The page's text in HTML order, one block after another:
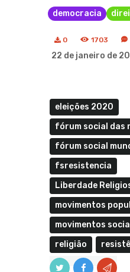
democracia
0 1703
22 de janeiro de
eleições 2020
fórum social das
fórum social
fsresistencia
Liberdade
movimentos
movimentos
religião